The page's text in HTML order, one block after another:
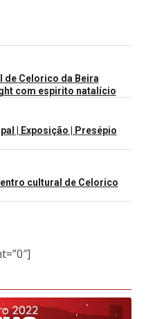
de Celorico da Beira
com espirito natalício
| Exposição | Presépio
cultural de Celorico